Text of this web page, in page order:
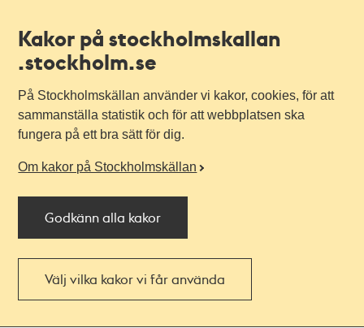
Kakor på stockholmskallan
.stockholm.se
På Stockholmskällan använder vi kakor, cookies, för att
sammanställa statistik och för att webbplatsen ska
fungera på ett bra sätt för dig.
Om kakor på Stockholmskällan
Godkänn alla kakor
Välj vilka kakor vi får använda